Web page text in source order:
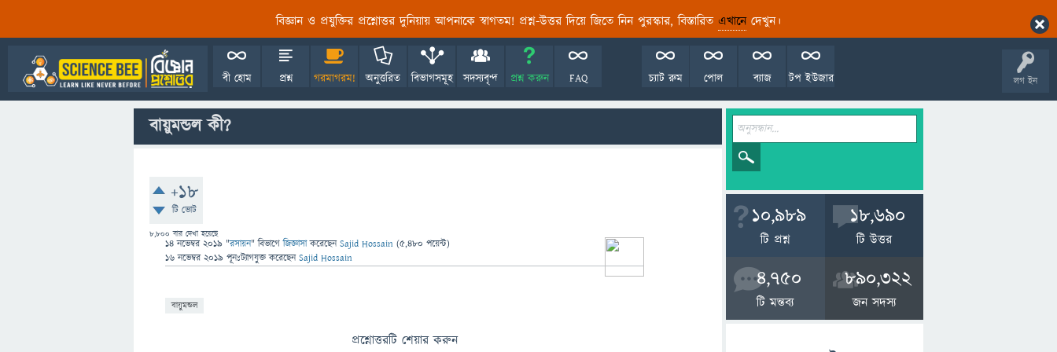
বিজ্ঞান ও প্রযুক্তির প্রশ্নোত্তর দুনিয়ায় আপনাকে স্বাগতম! প্রশ্ন-উত্তর দিয়ে জিতে নিন পুরস্কার, বিস্তারিত এখানেদেখুন।
লগ ইন
বী হোম প্রশ্ন গরমাগরম! অনুত্তরিত বিভাগসমূহ সদস্যবৃন্দ প্রশ্ন করুন FAQ টপ ইউজার
ব্যাজ
পোল
চ্যাট রুম
বায়ুমন্ডল কী?
+18
টি ভোট
8,800 বার দেখা হয়েছে
14 নভেম্বর 2019 "রসায়ন" বিভাগে জিজ্ঞাসাকরেছেনSajid Hossain (5,480 পয়েন্ট)
16 নভেম্বর 2019 পূনঃট্যাগযুক্ত করেছেনSajid Hossain
বায়ুমন্ডল
প্রশ্নোত্তরটি শেয়ার করুন
10,989
টি প্রশ্ন
18,690
টি উত্তর
4,750
টি মন্তব্য
890,322
জন সদস্য